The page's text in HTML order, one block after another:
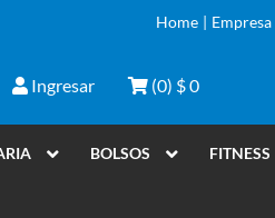
Home | Empresa
Ingresar (0) $ 0
BOLSOS FITNESS